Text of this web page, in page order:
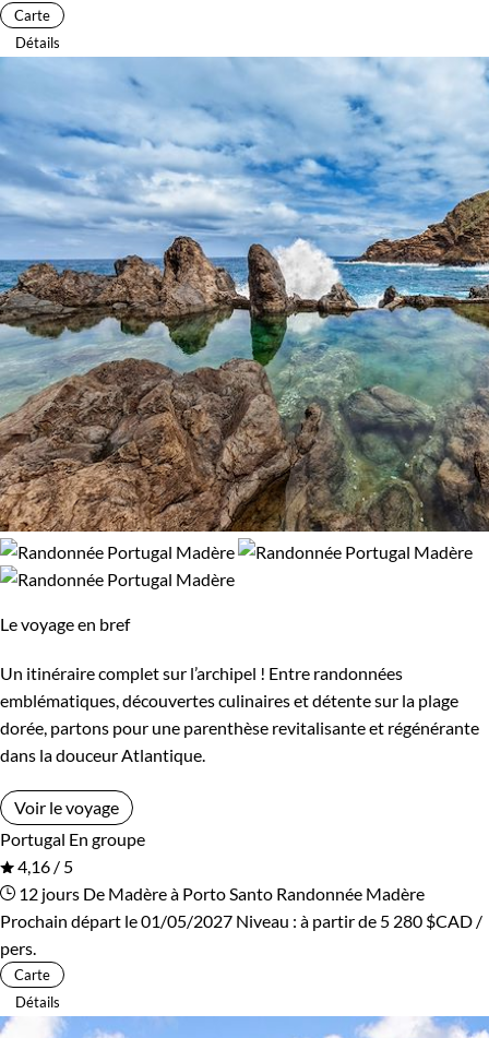
Carte
Détails
Le voyage en bref
Un itinéraire complet sur l’archipel ! Entre randonnées
emblématiques, découvertes culinaires et détente sur la plage
dorée, partons pour une parenthèse revitalisante et régénérante
dans la douceur Atlantique.
Voir le voyage
Portugal En groupe
4,16 / 5
12 jours De Madère à Porto Santo Randonnée Madère
Prochain départ le 01/05/2027 Niveau : à partir de 5 280 $CAD /
pers.
Carte
Détails